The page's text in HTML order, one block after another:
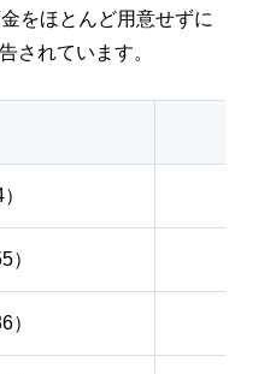
をほとんど用意せずに
されています。
）
）